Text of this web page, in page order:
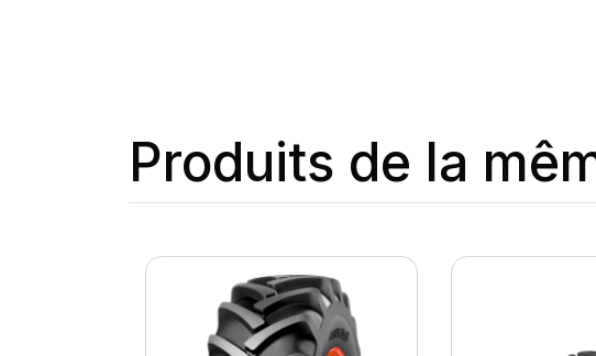
Produits de la